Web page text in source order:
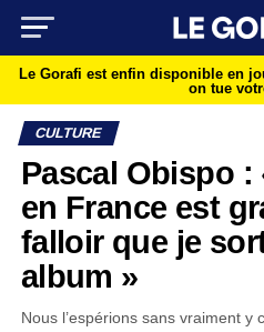
Le Gorafi est enfin disponible en
on tue
CULTURE
Pascal Obispo
en France est
falloir que je
album »
Nous l’espérions sans vraiment y